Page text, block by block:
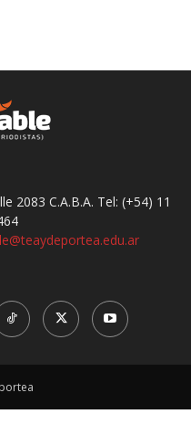
2083 C.A.B.A. Tel: (+54) 11